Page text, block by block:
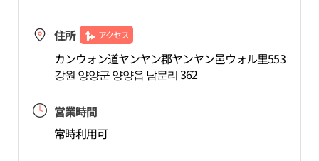
住所 アクセス
カンウォン道ヤンヤン郡ヤンヤン邑ウォル里553
강원 양양군 양양읍 남문리 362
営業時間
常時利用可